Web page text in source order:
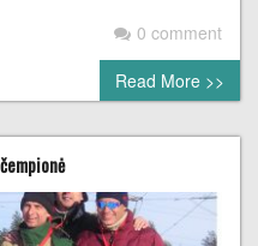
0 comment
Read More >>